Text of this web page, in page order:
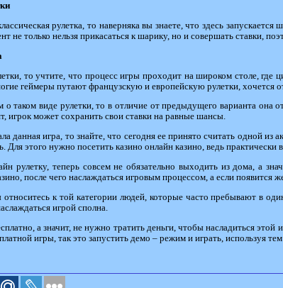
рулетка, то наверняка вы знаете, что здесь
не только нельзя прикасаться к шарику, но и совершать ставки,
то учтите, что процесс игры проходит на широком столе, где
геймеры путают французскую и европейскую рулетки, хочется
о таком виде рулетки, то в отличие от предыдущего варианта она
игрок может сохранить свои ставки на равные шансы.
данная игра, то знайте, что сегодня ее принято считать одной
Для этого нужно посетить казино онлайн казино, ведь практически
рулетку, теперь совсем не обязательно выходить из дома, а
после чего наслаждаться игровым процессом, а если появится
к той категории людей, которые часто пребывают в
игрой сполна.
а значит, не нужно тратить деньги, чтобы насладиться
игры, так это запустить демо – режим и играть, используя